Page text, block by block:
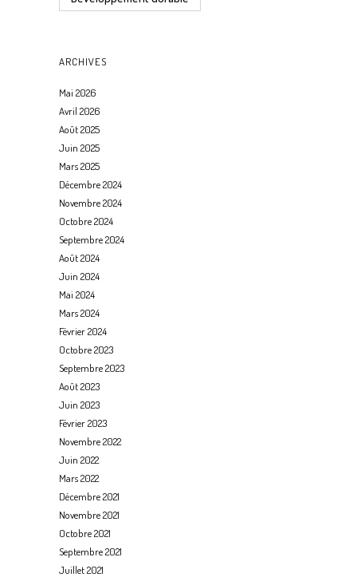
ARCHIVES
Mai 2026
Avril 2026
Août 2025
Juin 2025
Mars 2025
Décembre 2024
Novembre 2024
Octobre 2024
Septembre 2024
Août 2024
Juin 2024
Mai 2024
Mars 2024
Février 2024
Octobre 2023
Septembre 2023
Août 2023
Juin 2023
Février 2023
Novembre 2022
Juin 2022
Mars 2022
Décembre 2021
Novembre 2021
Octobre 2021
Septembre 2021
Juillet 2021